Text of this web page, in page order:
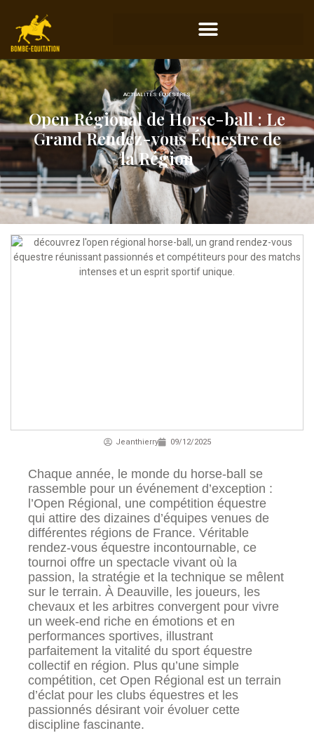
ACTUALITÉS ÉQUESTRES
Open Régional de Horse-ball : Le
Grand Rendez-vous Équestre de
la Région
Jeanthierry 09/12/2025
Chaque année, le monde du horse-ball se
rassemble pour un événement d’exception :
l’Open Régional, une compétition équestre
qui attire des dizaines d’équipes venues de
différentes régions de France. Véritable
rendez-vous équestre incontournable, ce
tournoi offre un spectacle vivant où la
passion, la stratégie et la technique se mêlent
sur le terrain. À Deauville, les joueurs, les
chevaux et les arbitres convergent pour vivre
un week-end riche en émotions et en
performances sportives, illustrant
parfaitement la vitalité du sport équestre
collectif en région. Plus qu’une simple
compétition, cet Open Régional est un terrain
d’éclat pour les clubs équestres et les
passionnés désirant voir évoluer cette
discipline fascinante.